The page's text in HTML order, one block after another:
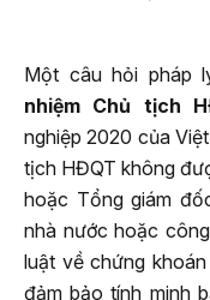
Một câu hỏi pháp
nhiệm Chủ tịch
nghiệp 2020 của
tịch HĐQT không
hoặc Tổng giám
nhà nước hoặc
luật về chứng
đảm bảo tính minh